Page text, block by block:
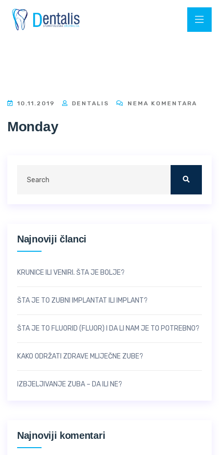
10.11.2019 DENTALIS NEMA KOMENTARA
Monday
Najnoviji članci
KRUNICE ILI VENIRI. ŠTA JE BOLJE?
ŠTA JE TO ZUBNI IMPLANTAT ILI IMPLANT?
ŠTA JE TO FLUORID (FLUOR) I DA LI NAM JE TO POTREBNO?
KAKO ODRŽATI ZDRAVE MLIJEČNE ZUBE?
IZBJELJIVANJE ZUBA – DA ILI NE?
Najnoviji komentari